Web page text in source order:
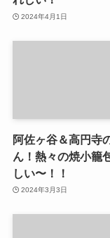
2024年4月1日
阿佐ヶ谷＆高円寺
ん！熱々の焼小籠
しい〜！！
2024年3月3日